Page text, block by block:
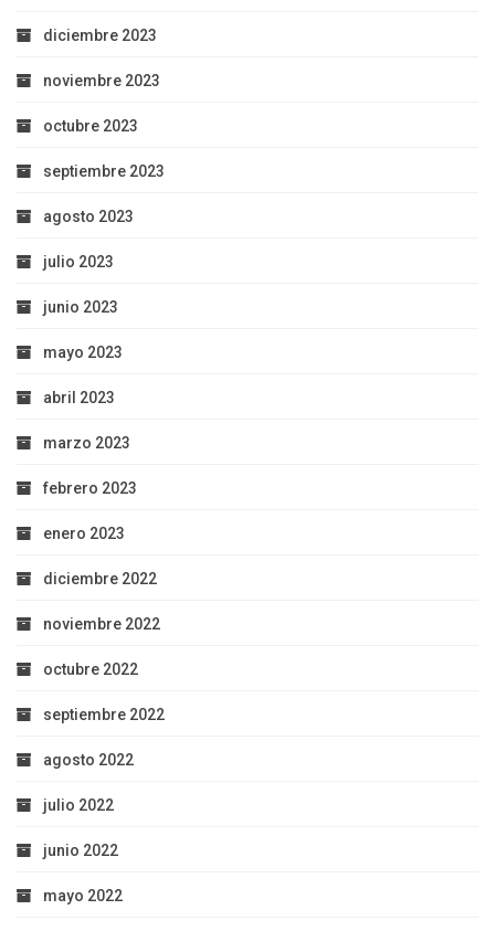
diciembre 2023
noviembre 2023
octubre 2023
septiembre 2023
agosto 2023
julio 2023
junio 2023
mayo 2023
abril 2023
marzo 2023
febrero 2023
enero 2023
diciembre 2022
noviembre 2022
octubre 2022
septiembre 2022
agosto 2022
julio 2022
junio 2022
mayo 2022